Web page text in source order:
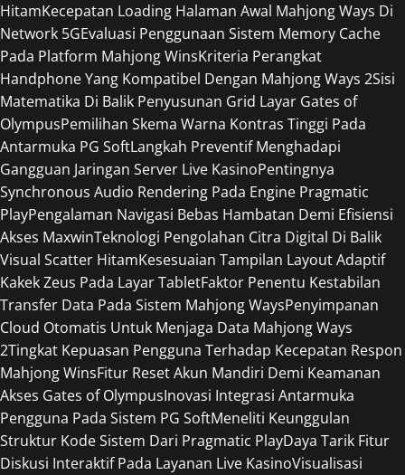
HitamKecepatan Loading Halaman Awal Mahjong Ways Di
Network 5GEvaluasi Penggunaan Sistem Memory Cache
Pada Platform Mahjong WinsKriteria Perangkat
Handphone Yang Kompatibel Dengan Mahjong Ways 2Sisi
Matematika Di Balik Penyusunan Grid Layar Gates of
OlympusPemilihan Skema Warna Kontras Tinggi Pada
Antarmuka PG SoftLangkah Preventif Menghadapi
Gangguan Jaringan Server Live KasinoPentingnya
Synchronous Audio Rendering Pada Engine Pragmatic
PlayPengalaman Navigasi Bebas Hambatan Demi Efisiensi
Akses MaxwinTeknologi Pengolahan Citra Digital Di Balik
Visual Scatter HitamKesesuaian Tampilan Layout Adaptif
Kakek Zeus Pada Layar TabletFaktor Penentu Kestabilan
Transfer Data Pada Sistem Mahjong WaysPenyimpanan
Cloud Otomatis Untuk Menjaga Data Mahjong Ways
2Tingkat Kepuasan Pengguna Terhadap Kecepatan Respon
Mahjong WinsFitur Reset Akun Mandiri Demi Keamanan
Akses Gates of OlympusInovasi Integrasi Antarmuka
Pengguna Pada Sistem PG SoftMeneliti Keunggulan
Struktur Kode Sistem Dari Pragmatic PlayDaya Tarik Fitur
Diskusi Interaktif Pada Layanan Live KasinoVisualisasi